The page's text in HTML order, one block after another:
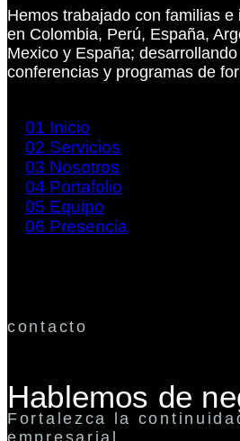
Hemos trabajado con familias e
en Colombia, Perú, España,
Mexico y España;
conferencias y programas de
01 Inicio
02 Servicios
03 Nosotros
04 Portafolio
05 Equipo
06 Presencia
contacto
Hablemos de
Fortalezca la
empresarial